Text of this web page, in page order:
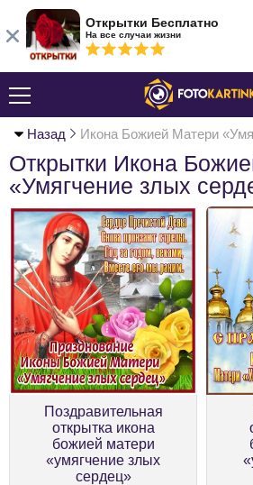
Назад Икона Божией Матери
Открытки Икона
«Умягчение злых
Поздравительная
открытка икона
божией матери
«умягчение злых
сердец»
Открытки Бесплатно
На все случаи жизни